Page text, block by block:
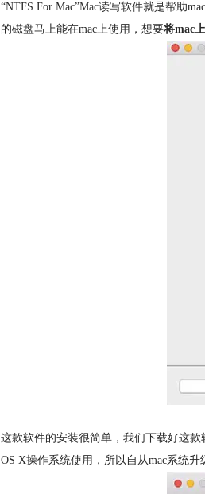
“NTFS For Mac”Mac读写软件就是帮助
的磁盘马上能在mac上使用，想要将mac
这款软件的安装很简单，我们下载好这
OS X操作系统使用，所以自从mac系统